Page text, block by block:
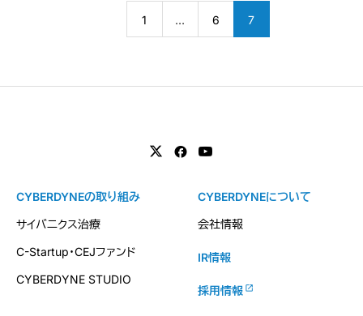
1 … 6 7
CYBERDYNEの取り組み
サイバニクス治療
C-Startup・CEJファンド
CYBERDYNE STUDIO
CYBERDYNEについて
会社情報
IR情報
採用情報